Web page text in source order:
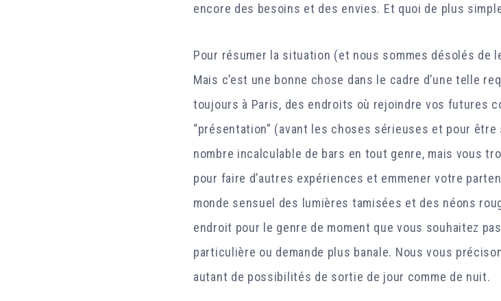
encore des besoins et des envies. Et quoi de plus
Pour résumer la situation (et nous sommes désolés de
Mais c’est une bonne chose dans le cadre d’une telle
toujours à Paris, des endroits où rejoindre vos futures
“présentation” (avant les choses sérieuses et pour
nombre incalculable de bars en tout genre, mais vous
pour faire d’autres expériences et emmener votre
monde sensuel des lumières tamisées et des néons
endroit pour le genre de moment que vous souhaitez
particulière ou demande plus banale. Nous vous
autant de possibilités de sortie de jour comme de nuit.